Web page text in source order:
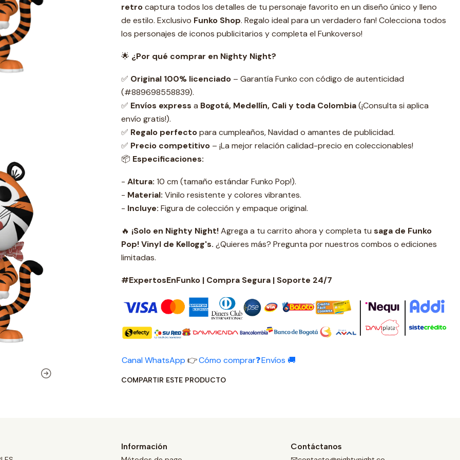
retrocaptura todos los detalles de tu personaje favorito en un diseño único y lleno
de estilo. Exclusivo Funko Shop. Regalo ideal para un verdadero fan! Colecciona todos
los personajes de iconos publicitarios y completa el Funkoverso!
🌟 ¿Por qué comprar en Nighty Night?
✅ Original 100% licenciado – Garantía Funko con código de autenticidad
(#889698558839).
✅ Envíos express a Bogotá, Medellín, Cali y toda Colombia(¡Consulta si aplica
envío gratis!).
✅ Regalo perfectopara cumpleaños, Navidad o amantes de publicidad.
✅ Precio competitivo – ¡La mejor relación calidad-precio en coleccionables!
📦 Especificaciones:
- Altura: 10 cm (tamaño estándar Funko Pop!).
- Material: Vinilo resistente y colores vibrantes.
- Incluye: Figura de colección y empaque original.
🔥 ¡Solo en Nighty Night!Agrega a tu carrito ahora y completa tu saga de Funko
Pop! Vinyl de Kellogg's. ¿Quieres más? Pregunta por nuestros combos o ediciones
limitadas.
#ExpertosEnFunko | Compra Segura | Soporte 24/7
Canal WhatsApp 👉Cómo comprar❓Envíos 🚚
COMPARTIR ESTE PRODUCTO
Información Contáctanos